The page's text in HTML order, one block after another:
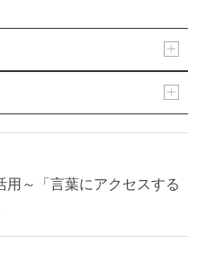
～「言葉にアクセスする